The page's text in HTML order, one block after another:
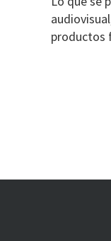
productos